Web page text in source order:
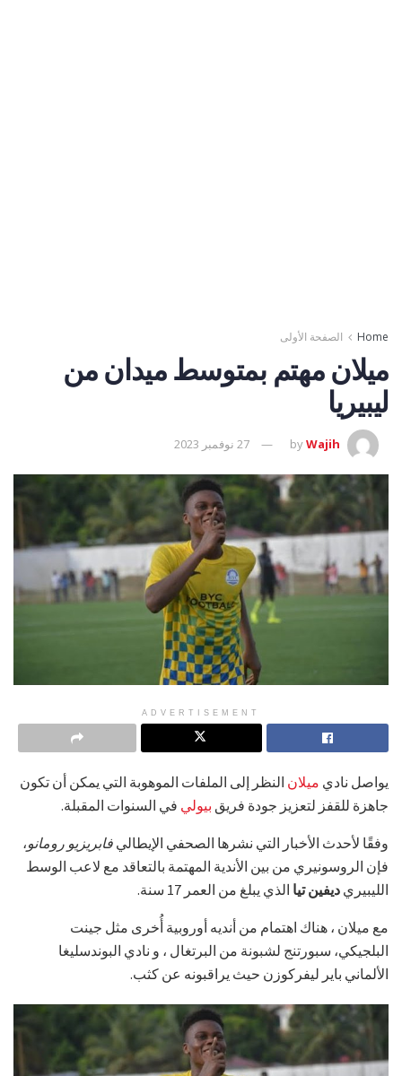
Home الصفحة الأولى
ميلان مهتم بمتوسط ميدان من
ليبيريا
byWajih 27 نوفمبر 2023
ADVERTISEMENT
يواصل نادي ميلان النظر إلى الملفات الموهوبة التي يمكن أن تكون
جاهزة للقفز لتعزيز جودة فريق بيولي في السنوات المقبلة.
وفقًا لأحدث الأخبار التي نشرها الصحفي الإيطالي فابريزيو رومانو،
فإن الروسونيري من بين الأندية المهتمة بالتعاقد مع لاعب الوسط
الليبيري ديفين تيا الذي يبلغ من العمر 17 سنة.
مع ميلان ، هناك اهتمام من أنديه أوروبية أُخرى مثل جينت
البلجيكي، سبورتنج لشبونة من البرتغال ، و نادي البوندسليغا
الألماني باير ليفركوزن حيث يراقبونه عن كثب.